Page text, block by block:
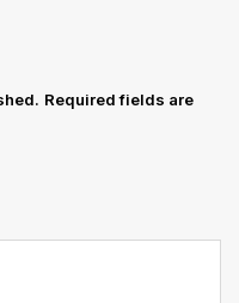
Required fields are